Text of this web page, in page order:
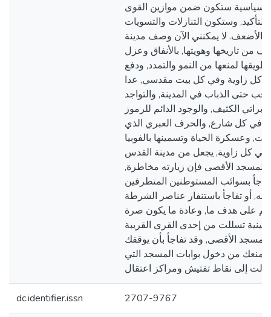
سياسية ستكون ضمن موازين القوى
وستكون التنازلات والتسويات
لا يمكنني الآن وصف مدينة
من تاريخها وهويتها, بالأنفاق وعزل
لمنعها من النمو والتمدد, ودفع
كل زاوية وفي كل بيت مقدسي, عدا
حتى الذباب في المدينة, والتواجد
الكثيف, والوجود الدائم للرموز
في كل شارع, والحرف العبري الذي
وعسكرة الحياة وتسمينها بالفوبيا
في كل زاوية, يجعل من مدينة القدس
المسجد الأقصى فإن زيارته مخاطرة,
بسوائب المستوطنين المتطرفين
أو تفاجأ باستنفار عناصر الشرطة
على هدف ما, وعادة ما يكون صرة
تسللت من إحدى القرى القريبة
الأقصى, وقد تفاجأ بأن يوقفك
من دخول بوابات المسجد التي
dc.identifier.issn 2707-9767